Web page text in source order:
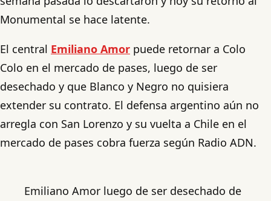
Monumental se hace latente.
El central Emiliano Amor puede retornar a Colo
Colo en el mercado de pases, luego de ser
desechado y que Blanco y Negro no quisiera
extender su contrato. El defensa argentino aún no
arregla con San Lorenzo y su vuelta a Chile en el
mercado de pases cobra fuerza según Radio ADN.
Emiliano Amor luego de ser desechado de